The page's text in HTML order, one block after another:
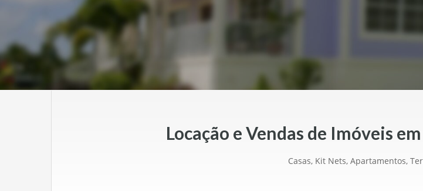
Locação e Vendas de Imóveis
Casas, Kit Nets, Apartamentos,